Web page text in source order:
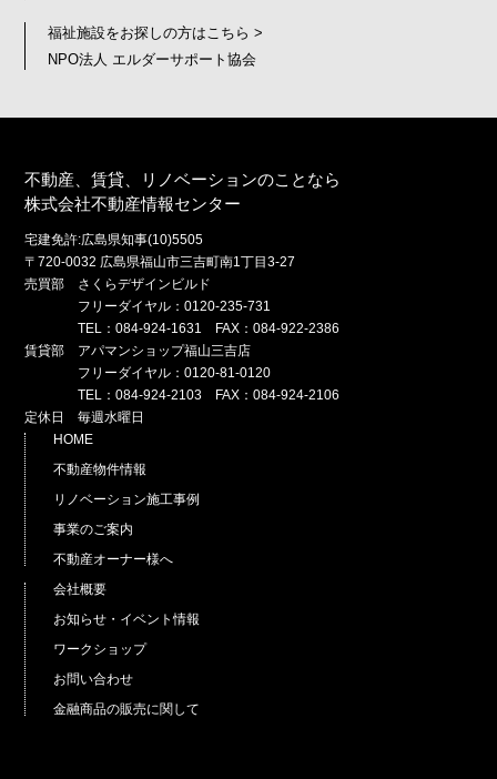
福祉施設をお探しの方はこちら >
NPO法人 エルダーサポート協会
不動産、賃貸、リノベーションのことなら
株式会社不動産情報センター
宅建免許:広島県知事(10)5505
〒720-0032 広島県福山市三吉町南1丁目3-27
売買部 さくらデザインビルド
フリーダイヤル：0120-235-731
TEL：084-924-1631 FAX：084-922-2386
賃貸部 アパマンショップ福山三吉店
フリーダイヤル：0120-81-0120
TEL：084-924-2103 FAX：084-924-2106
定休日 毎週水曜日
HOME
不動産物件情報
リノベーション施工事例
事業のご案内
不動産オーナー様へ
会社概要
お知らせ・イベント情報
ワークショップ
お問い合わせ
金融商品の販売に関して